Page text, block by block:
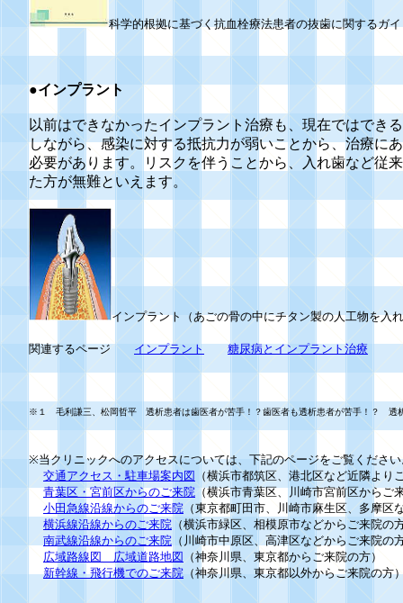
科学的根拠に基づく抗血栓療法患者の抜歯に関するガ
●インプラント
以前はできなかったインプラント治療も、現在ではでき
しながら、感染に対する抵抗力が弱いことから、治療に
必要があります。リスクを伴うことから、入れ歯など従
た方が無難といえます。
インプラント（あごの骨の中にチタン製の人工物を入
関連するページ インプラント 糖尿病とインプラント治療
※１ 毛利謙三、松岡哲平 透析患者は歯医者が苦手！？歯医者も透析患者が苦手！？ 透析
※当クリニックへのアクセスについては、下記のページをご覧くださ
交通アクセス・駐車場案内図
（横浜市都筑区、港北区など近隣より
青葉区・宮前区からのご来院（横浜市青葉区、川崎市宮前区からご
小田急線沿線からのご来院 （東京都町田市、川崎市麻生区、多摩区
横浜線沿線からのご来院 （横浜市緑区、相模原市などからご来院の
南武線沿線からのご来院 （川崎市中原区、高津区などからご来院の
広域路線図 広域道路地図
（神奈川県、東京都からご来院の方）
新幹線・飛行機でのご来院 （神奈川県、東京都以外からご来院の方